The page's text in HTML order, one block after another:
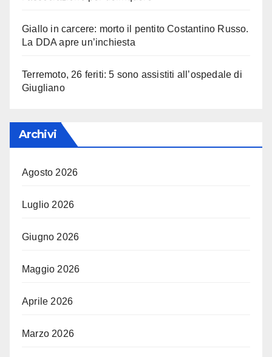
Giallo in carcere: morto il pentito Costantino Russo.
La DDA apre un’inchiesta
Terremoto, 26 feriti: 5 sono assistiti all’ospedale di
Giugliano
Archivi
Agosto 2026
Luglio 2026
Giugno 2026
Maggio 2026
Aprile 2026
Marzo 2026